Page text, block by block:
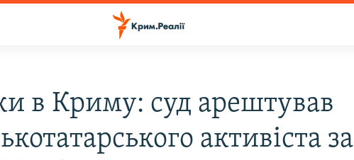
в Криму: суд арештував
активіста за